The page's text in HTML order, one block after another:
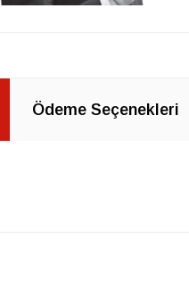
Ödeme Seçenekleri